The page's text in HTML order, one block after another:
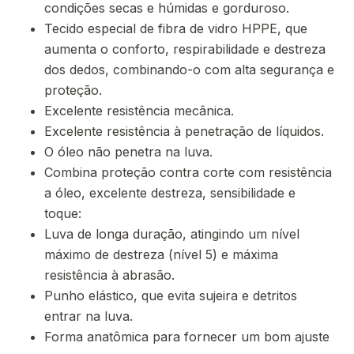
condições secas e húmidas e gorduroso.
Tecido especial de fibra de vidro HPPE, que
aumenta o conforto, respirabilidade e destreza
dos dedos, combinando-o com alta segurança e
proteção.
Excelente resistência mecânica.
Excelente resistência à penetração de líquidos.
O óleo não penetra na luva.
Combina proteção contra corte com resistência
a óleo, excelente destreza, sensibilidade e
toque:
Luva de longa duração, atingindo um nível
máximo de destreza (nível 5) e máxima
resistência à abrasão.
Punho elástico, que evita sujeira e detritos
entrar na luva.
Forma anatômica para fornecer um bom ajuste